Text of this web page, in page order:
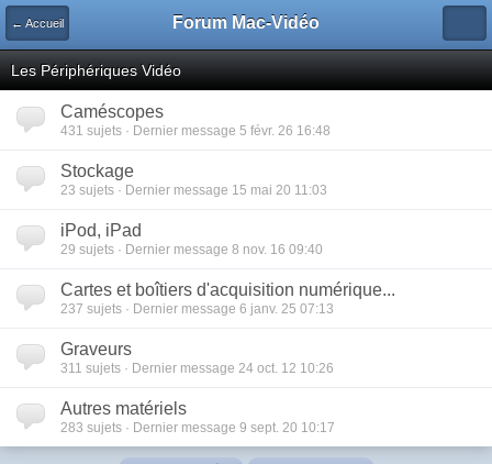
← Accueil Forum Mac-Vidéo
Les Périphériques Vidéo
Caméscopes
431 sujets · Dernier message 5 févr. 26 16:48
Stockage
23 sujets · Dernier message 15 mai 20 11:03
iPod, iPad
29 sujets · Dernier message 8 nov. 16 09:40
Cartes et boîtiers d'acquisition numérique...
237 sujets · Dernier message 6 janv. 25 07:13
Graveurs
311 sujets · Dernier message 24 oct. 12 10:26
Autres matériels
283 sujets · Dernier message 9 sept. 20 10:17